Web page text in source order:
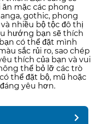
mặc các phong
gothic, phong
nhiều bộ tộc đô thị
hướng bạn sẽ thích
có thể đặt mình
sắc rủi ro, sao chép
thích của bạn và vui
thể bỏ lỡ các trò
thể đặt bộ, mũ hoặc
yêu hơn.